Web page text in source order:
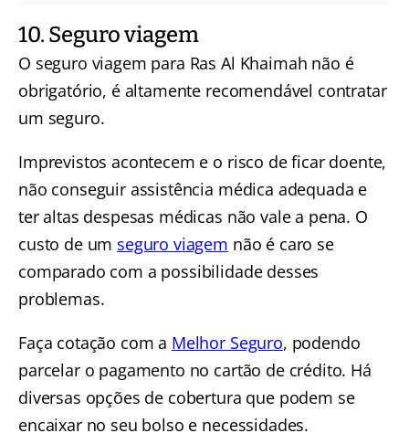
10. Seguro viagem
O seguro viagem para Ras Al Khaimah não é
obrigatório, é altamente recomendável contratar
um seguro.
Imprevistos acontecem e o risco de ficar doente,
não conseguir assistência médica adequada e
ter altas despesas médicas não vale a pena. O
custo de um seguro viagem não é caro se
comparado com a possibilidade desses
problemas.
Faça cotação com a Melhor Seguro, podendo
parcelar o pagamento no cartão de crédito. Há
diversas opções de cobertura que podem se
encaixar no seu bolso e necessidades.